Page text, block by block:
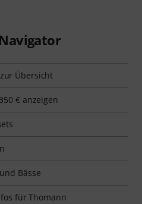
Übersicht
€ anzeigen
Bässe
für Thomann